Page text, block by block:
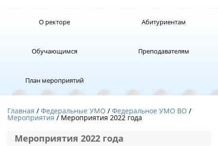
О ректоре Абитуриентам
Обучающимся Преподавателям
План мероприятий
Главная Федеральные УМО Федеральное УМО ВО
Мероприятия / Мероприятия 2022 года
Мероприятия 2022 года